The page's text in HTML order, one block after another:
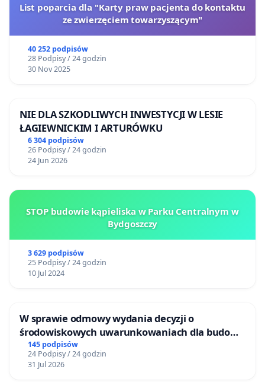
List poparcia dla "Karty praw pacjenta do kontaktu
ze zwierzęciem towarzyszącym"
40 252 podpisów
28 Podpisy / 24 godzin
30 Nov 2025
NIE DLA SZKODLIWYCH INWESTYCJI W LESIE
ŁAGIEWNICKIM I ARTURÓWKU
6 304 podpisów
26 Podpisy / 24 godzin
24 Jun 2026
STOP budowie kąpieliska w Parku Centralnym w
Bydgoszczy
3 629 podpisów
25 Podpisy / 24 godzin
10 Jul 2024
W sprawie odmowy wydania decyzji o
środowiskowych uwarunkowaniach dla budowy
zakładu wytwarzania biometanu „Krynki” w
Ostrowiu Południowym oraz ochrony
mieszkańców i Puszczy Knyszyńskiej
145 podpisów
24 Podpisy / 24 godzin
31 Jul 2026